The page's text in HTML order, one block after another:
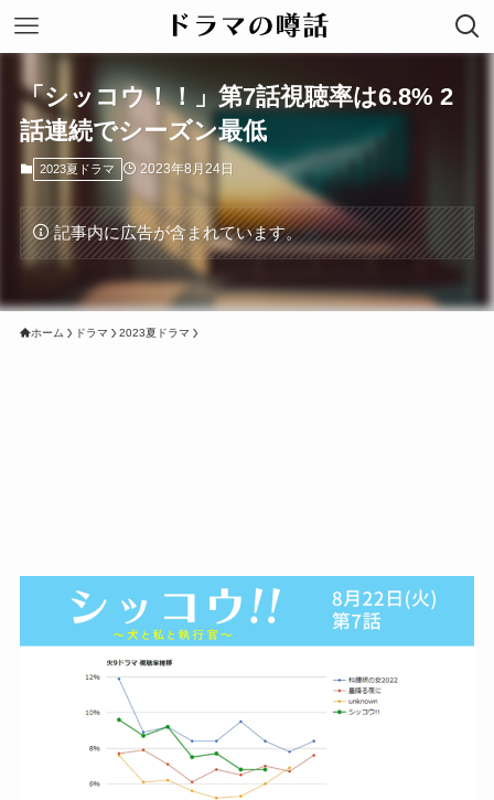
「シッコウ！！」第7話視聴率は6.8% 2
話連続でシーズン最低
2023夏ドラマ 2023年8月24日
記事内に広告が含まれています。
ホーム ドラマ 2023夏ドラマ